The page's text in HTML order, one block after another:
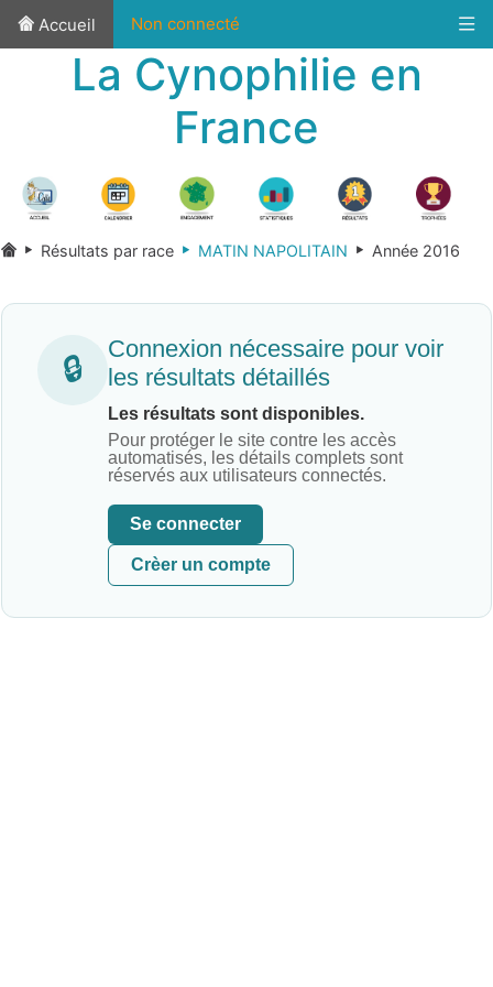
Accueil Non connecté
La Cynophilie en
France
Résultats par race MATIN NAPOLITAIN Année 2016
🔒
Connexion nécessaire pour voir
les résultats détaillés
Les résultats sont disponibles.
Pour protéger le site contre les accès
automatisés, les détails complets sont
réservés aux utilisateurs connectés.
Se connecter
Crèer un compte